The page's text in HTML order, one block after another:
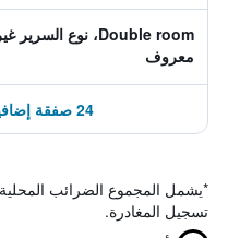
Double room، نوع السرير غير
معروف
24 صفقة إضافية ابتداءً من 298 ﷼
*يشمل المجموع الضرائب
تسجيل المغادرة.